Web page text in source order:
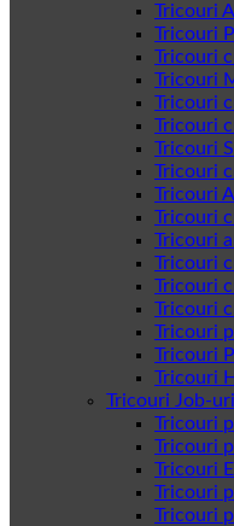
Tricouri
Tricouri
Tricouri
Tricouri
Tricouri
Tricouri
Tricouri
Tricouri
Tricouri
Tricouri
Tricouri
Tricouri
Tricouri
Tricouri
Tricouri
Tricouri
Tricouri
Tricouri Job-uri
Tricouri
Tricouri
Tricouri
Tricouri
Tricouri